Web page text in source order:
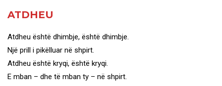
ATDHEU
Atdheu është dhimbje, është dhimbje.
Një prill i pikëlluar në shpirt.
Atdheu është kryqi, është kryqi.
E mban – dhe të mban ty – në shpirt.